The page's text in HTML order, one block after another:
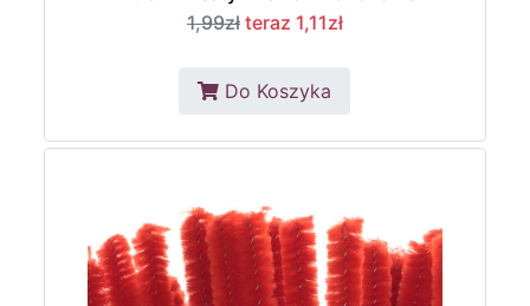
1,99zł teraz 1,11zł
Do Koszyka